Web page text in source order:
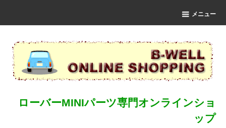
メニュー
ローバーMINIパーツ専門オンラインショ
ップ